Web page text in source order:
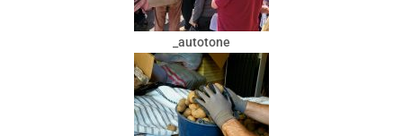
_autotone